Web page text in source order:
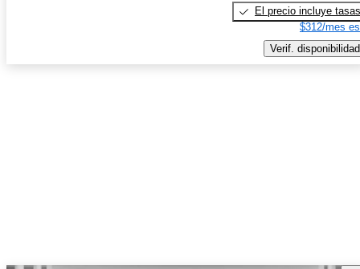
El precio incluye tasas
$312/mes
Verif. disponibilidad